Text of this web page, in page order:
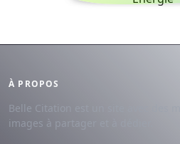
À PROPOS
Belle Citation est un site avec des
images à partager et à dédier.